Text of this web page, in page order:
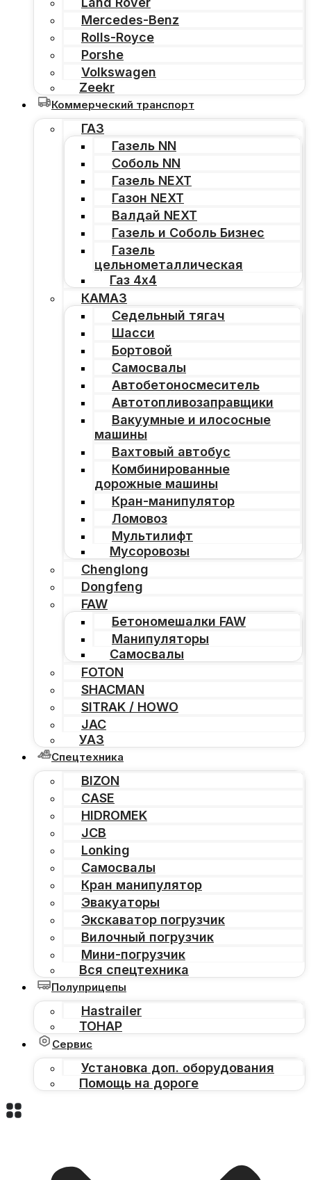
Mercedes-Benz
Rolls-Royce
Porshe
Volkswagen
Zeekr
Коммерческий транспорт
ГАЗ
Газель NN
Соболь NN
Газель NEXT
Газон NEXT
Валдай NEXT
Газель и Соболь Бизнес
Газель
цельнометаллическая
Газ 4х4
КАМАЗ
Седельный тягач
Шасси
Бортовой
Самосвалы
Автобетоносмеситель
Автотопливозаправщики
Вакуумные и илососные
машины
Вахтовый автобус
Комбинированные
дорожные машины
Кран-манипулятор
Ломовоз
Мультилифт
Мусоровозы
Chenglong
Dongfeng
FAW
Бетономешалки FAW
Манипуляторы
Самосвалы
FOTON
SHACMAN
SITRAK / HOWO
JAC
УАЗ
Спецтехника
BIZON
CASE
HIDROMEK
JCB
Lonking
Самосвалы
Кран манипулятор
Эвакуаторы
Экскаватор погрузчик
Вилочный погрузчик
Мини-погрузчик
Вся спецтехника
Полуприцепы
Hastrailer
ТОНАР
Сервис
Установка доп. оборудования
Помощь на дороге